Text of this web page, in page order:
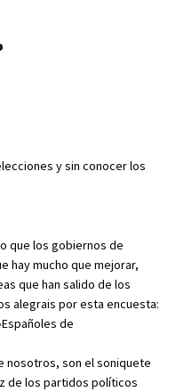
y sin conocer los
que los gobiernos de
hay mucho que mejorar,
que han salido de los
alegrais por esta encuesta:
de
nosotros, son el soniquete
de los partidos políticos